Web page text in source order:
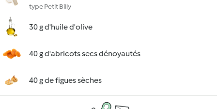
type Petit Billy
30 g d'huile d'olive
40 g d'abricots secs dénoyautés
40 g de figues sèches